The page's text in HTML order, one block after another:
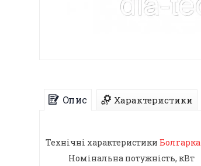
Опис Характеристики
Технічні характеристики Болгарка
Номінальна потужність, кВт